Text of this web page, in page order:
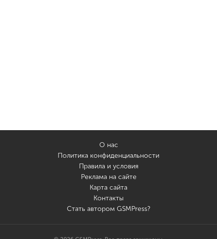
О нас
Политика конфиденциальности
Правила и условия
Реклама на сайте
Карта сайта
Контакты
Стать автором GSMPress?